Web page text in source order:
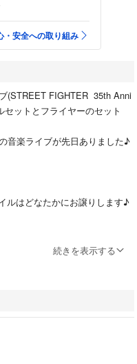
・安全への取り組み
(STREET FIGHTER 35th Anni
ットとフライヤーのセット
音楽ライブが先日ありました♪
ルはどなたかにお譲りします♪
描き下ろしイラスト（未開
）の2点をお付けします(*^^*)
続きを表示する